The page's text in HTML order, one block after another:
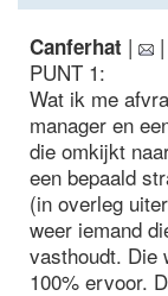
Canferhat | |
PUNT 1:
Wat ik me
manager en
die omkijkt
een bepaald
(in overleg
weer iemand
vasthoudt. Die
100% ervoor.